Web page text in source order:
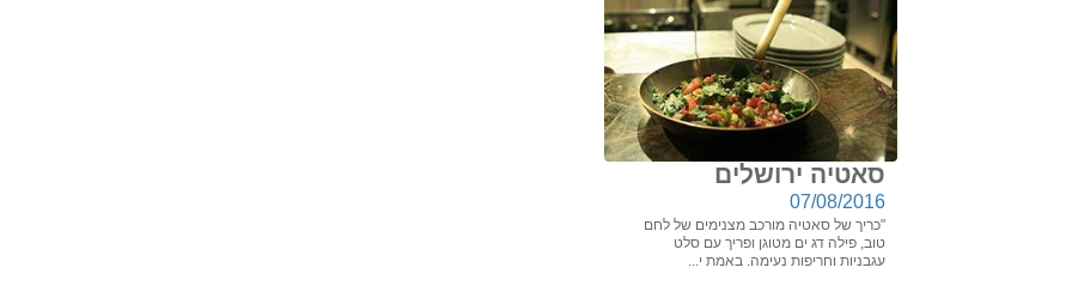
סאטיה ירושלים
07/08/2016
"כריך של סאטיה מורכב מצנימים של לחם
טוב, פילה דג ים מטוגן ופריך עם סלט
עגבניות וחריפות נעימה. באמת י...